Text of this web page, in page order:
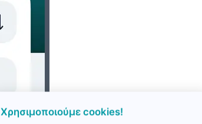
Χρησιμοποιούμε cookies!